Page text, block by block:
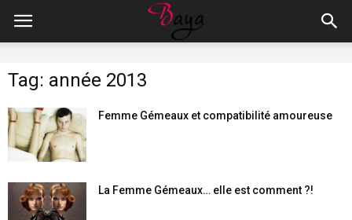
Tag: année 2013
Femme Gémeaux et compatibilité amoureuse
La Femme Gémeaux… elle est comment ?!